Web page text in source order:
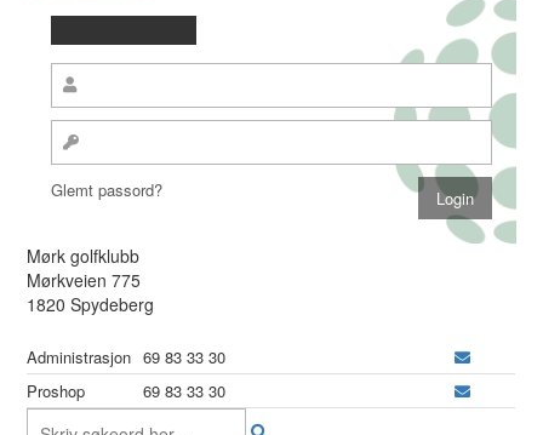
Glemt passord?
Mørk golfklubb
Mørkveien 775
1820 Spydeberg
Administrasjon 69 83 33 30
Proshop
69 83 33 30